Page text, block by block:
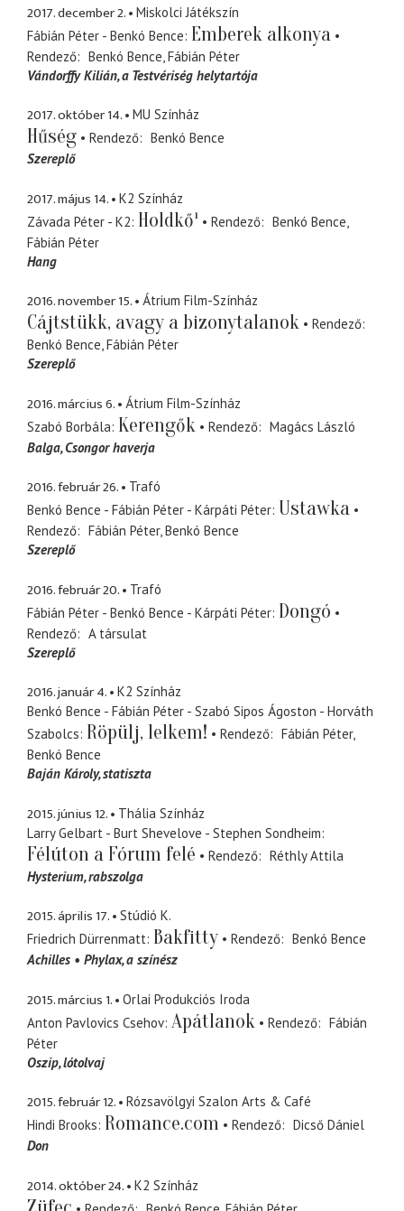
2017. december 2.
Miskolci Játékszín
Fábián Péter - Benkó Bence Emberek alkonya
Rendező Benkó Bence Fábián Péter
Vándorffy Kilián a Testvériség helytartója
2017. október 14. MU Színház
Hűség Rendező
Benkó Bence
Szereplő
2017. május 14.
K2 Színház
Závada Péter - K2 Holdkő¹ Rendező
Benkó Bence
Fábián Péter
Hang
2016. november 15. Átrium Film-Színház
Cájtstükk, avagy a bizonytalanok
Rendező
Benkó Bence Fábián Péter
Szereplő
2016. március 6.
Átrium Film-Színház
Szabó Borbála Kerengők Rendező
Magács László
Balga Csongor haverja
2016. február 26.
Trafó
Benkó Bence - Fábián Péter - Kárpáti Péter Ustawka
Rendező Fábián Péter Benkó Bence
Szereplő
2016. február 20.
Trafó
Fábián Péter - Benkó Bence - Kárpáti Péter Dongó
Rendező
A társulat
Szereplő
2016. január 4.
K2 Színház
Benkó Bence - Fábián Péter - Szabó Sipos Ágoston - Horváth
Szabolcs Röpülj, lelkem! Rendező
Fábián Péter
Benkó Bence
Baján Károly statiszta
2015. június 12.
Thália Színház
Larry Gelbart - Burt Shevelove - Stephen Sondheim
Félúton a Fórum felé Rendező
Réthly Attila
Hysterium rabszolga
2015. április 17.
Stúdió K.
Friedrich Dürrenmatt Bakfitty Rendező
Benkó Bence
Achilles
Phylax a színész
2015. március 1.
Orlai Produkciós Iroda
Anton Pavlovics Csehov Apátlanok Rendező
Fábián
Péter
Oszip lótolvaj
2015. február 12.
Rózsavölgyi Szalon Arts & Café
Hindi Brooks Romance.com Rendező
Dicső Dániel
Don
2014. október 24. K2 Színház